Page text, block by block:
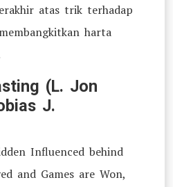
atas trik terhadap
harta
(L. Jon
J.
Influenced behind
and Games are Won,